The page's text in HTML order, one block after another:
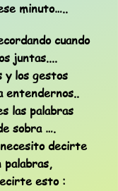
minuto…..
cuando
juntas....
y los gestos
entendernos..
las palabras
sobra ….
decirte
palabras,
esto :